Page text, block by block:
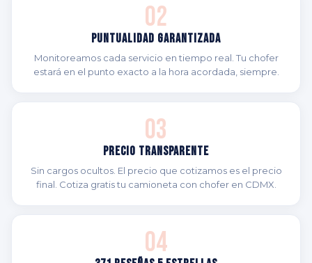
02
Puntualidad Garantizada
Monitoreamos cada servicio en tiempo real. Tu chofer
estará en el punto exacto a la hora acordada, siempre.
03
Precio Transparente
Sin cargos ocultos. El precio que cotizamos es el precio
final. Cotiza gratis tu camioneta con chofer en CDMX.
04